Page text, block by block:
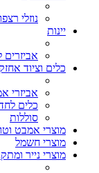
נוזלי
יינות
אביזרים
כלים וציוד
אביזרי
כלים
סוללות
מוצרי אמבט
מוצרי חשמל
מוצרי נייר